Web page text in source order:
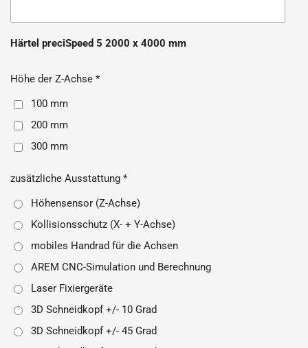
Härtel preciSpeed 5 2000 x 4000 mm
Höhe der Z-Achse *
100 mm
200 mm
300 mm
zusätzliche Ausstattung *
Höhensensor (Z-Achse)
Kollisionsschutz (X- + Y-Achse)
mobiles Handrad für die Achsen
AREM CNC-Simulation und Berechnung
Laser Fixiergeräte
3D Schneidkopf +/- 10 Grad
3D Schneidkopf +/- 45 Grad